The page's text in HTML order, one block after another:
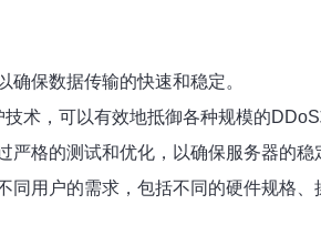
确保数据传输的快速和稳定。
术，可以有效地抵御各种规模的DDoS
严格的测试和优化，以确保服务器的稳
同用户的需求，包括不同的硬件规格、